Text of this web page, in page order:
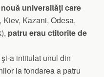
universităţi care
Kiev, Kazani, Odesa,
patru erau ctitorite de
a intitulat unul din
la fondarea a patru